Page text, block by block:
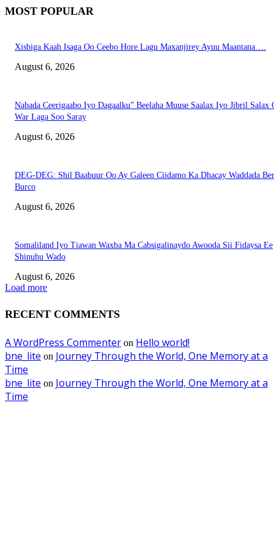
MOST POPULAR
Xisbiga Kaah Isaga Oo Ceebo Hore Lagu Maxanjirey Ayuu Maantana….
August 6, 2026
Nabada Ceerigaabo Iyo Dagaalku” Beelaha Muuse Saalax Iyo Jibril Salax
War Laga Soo Saray
August 6, 2026
DEG-DEG: Shil Baabuur Oo Ay Galeen Ciidamo Ka Dhacay Waddada
Burco
August 6, 2026
Somaliland Iyo Tiawan Waxba Ma Cabsigalinaydo Awooda Sii Fidaysa Ee
Shinuhu Wado
August 6, 2026
Load more
RECENT COMMENTS
A WordPress Commenter on Hello world!
bne_lite on Journey Through the World, One Memory at a
Time
bne_lite on Journey Through the World, One Memory at a
Time